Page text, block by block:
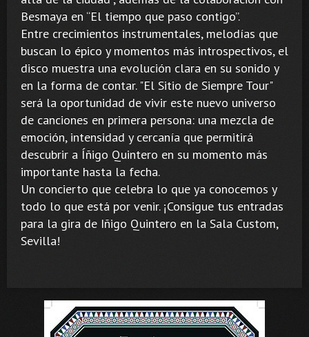
Besmaya en “El tiempo que paso contigo”.
Entre crecimientos instrumentales, melodías que
buscan lo épico y momentos más introspectivos, el
disco muestra una evolución clara en su sonido y
en la forma de contar. "El Sitio de Siempre Tour"
será la oportunidad de vivir este nuevo universo
de canciones en primera persona: una mezcla de
emoción, intensidad y cercanía que permitirá
descubrir a Íñigo Quintero en su momento más
importante hasta la fecha.
Un concierto que celebra lo que ya conocemos y
todo lo que está por venir. ¡Consigue tus entradas
para la gira de Iñigo Quintero en la Sala Custom,
Sevilla!